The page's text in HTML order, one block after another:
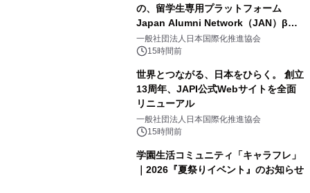
の、留学生専用プラットフォーム
Japan Alumni Network（JAN）β版
をリリース
一般社団法人日本国際化推進協会
15時間前
世界とつながる、日本をひらく。 創立
13周年、JAPI公式Webサイトを全面
リニューアル
一般社団法人日本国際化推進協会
15時間前
学園生活コミュニティ「キャラフレ」
｜2026『夏祭りイベント』のお知らせ